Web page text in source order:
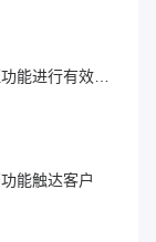
能触达客户